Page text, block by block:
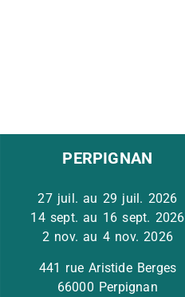
PERPIGNAN
27 juil. au 29 juil. 2026
14 sept. au 16 sept. 2026
2 nov. au 4 nov. 2026
441 rue Aristide Berges
66000 Perpignan